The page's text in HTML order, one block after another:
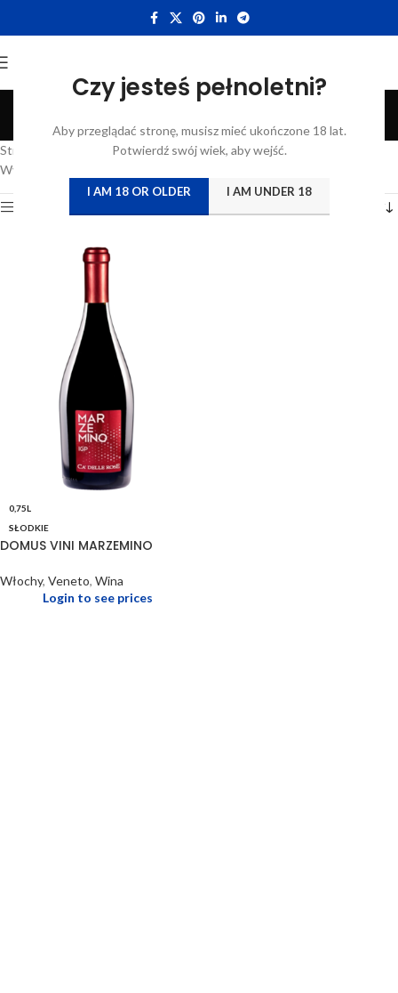
Czy jesteś pełnoletni?
Aby przeglądać stronę, musisz mieć ukończone 18 lat.
Potwierdź swój wiek, aby wejść.
I AM 18 OR OLDER I AM UNDER 18
Marzemino
Categories
Strona główna
Atrybut produktu: Szczep /Marzemino
Wyświetlanie jednego wyniku
0,75L
SŁODKIE
DOMUS VINI MARZEMINO
Włochy, Veneto, Wina
Login to see prices